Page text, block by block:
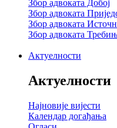
Збор адвоката Добој
Збор адвоката
Збор адвоката
Збор адвоката
Актуелности
Актуелности
Најновије вијести
Календар догађања